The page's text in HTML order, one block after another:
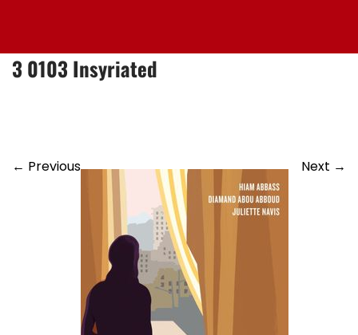
3 0103 Insyriated
← Previous Next →